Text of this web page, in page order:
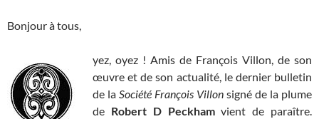
Bonjour à tous,
yez, oyez ! Amis de François Villon, de son
œuvre et de son actualité, le dernier bulletin
de la Société François Villon signé de la plume
de Robert D Peckhamvient de paraître.